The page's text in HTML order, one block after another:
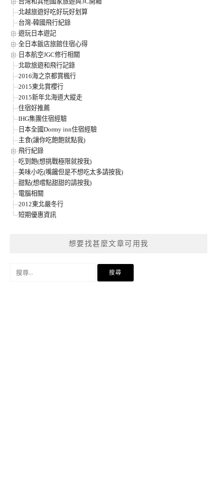
北越旅遊好吃好玩好划算
台灣-韓國飛行紀錄
遊玩日本遊記
全日本飯店旅館住宿心得
日本航空JGC修行相關
北歐旅遊和飛行記錄
2016海之京都賞楓行
2015東北賞櫻行
2015新年北海道大縱走
住宿好推薦
IHG集團住宿經驗
日本全國Dormy inn住宿經驗
主食(讓你吃飽飽就點我)
飛行紀錄
吃到飽(想挑戰極限就按我)
美味小吃(嘴饞但是不想吃太多請按我)
甜點(想嚐點甜甜的請按我)
電腦相關
2012東北嚴冬行
短期優惠資訊
想要找甚麼文章可用我